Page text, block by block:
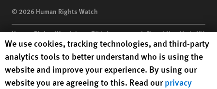
© 2026 Human Rights Watch
Human Rights Watch| 350 Fifth Avenue, 34th Floor | New York,NY
10118-3299USA|t 1.212.290.4700
Human Rights Watchis a 501(C)(3) nonprofit registered in the US
under EIN: 13-2875808
Human Rights Watch cookie preferences
We use cookies, tracking technologies, and third-party
analytics tools to better understand who is using the
website and improve your experience. By using our
website you are agreeing to this. Read ourprivacy